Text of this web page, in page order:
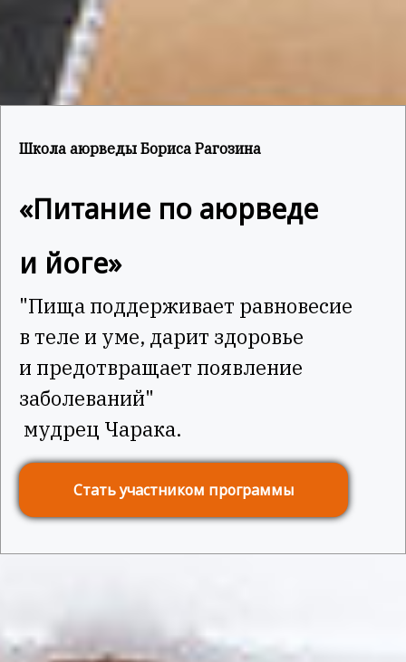
Школа аюрведы Бориса Рагозина
«Питание по аюрведе
и йоге»
"Пища поддерживает равновесие
в теле и уме, дарит здоровье
и предотвращает появление
заболеваний"
мудрец Чарака.
Стать участником программы